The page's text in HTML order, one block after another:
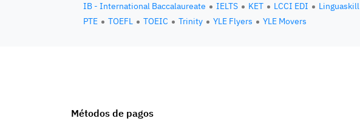
IB - International Baccalaureate
IELTS KET LCCI EDI Linguaskill
PTE
TOEFL TOEIC Trinity YLE Flyers YLE Movers
Métodos de pagos